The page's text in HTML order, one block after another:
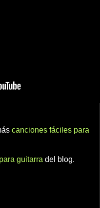
canciones fáciles para
guitarra del blog.